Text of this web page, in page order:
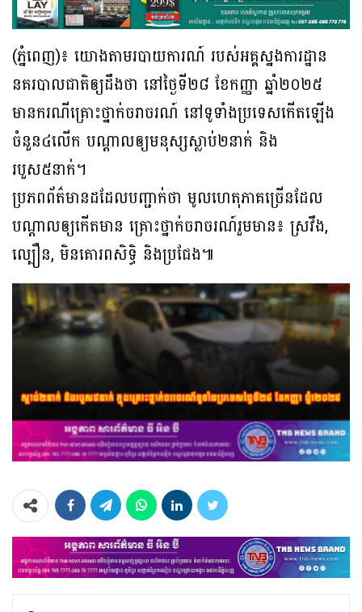
(ភ្នំពេញ)៖ យោងតាមរបាយការណ៍ របស់អគ្គស្នងការដ្ឋាន
នគរបាលជាតិឲ្យដឹងថា នៅថ្ងៃទី២៨ ខែកញ្ញា ឆ្នាំ២០២៥
មានករណីគ្រោះថ្នាក់ចរាចរណ៍ នៅទូទាំងប្រទេសកើតឡើង
ចំនួន៤លើក បណ្ដាលឲ្យមនុស្សស្លាប់២នាក់ និង
របួស៥នាក់។
ប្រភពព័ត៌មានដដែលបញ្ជាក់ថា មូលហេតុភាគច្រើនដែល
បណ្ដាលឲ្យកើតមាន គ្រោះថ្នាក់ចរាចរណ៍រួមមាន៖ ស្រវឹង,
ល្បឿន, មិនគោរពសិទិ្ធ និងប្រជែង៕